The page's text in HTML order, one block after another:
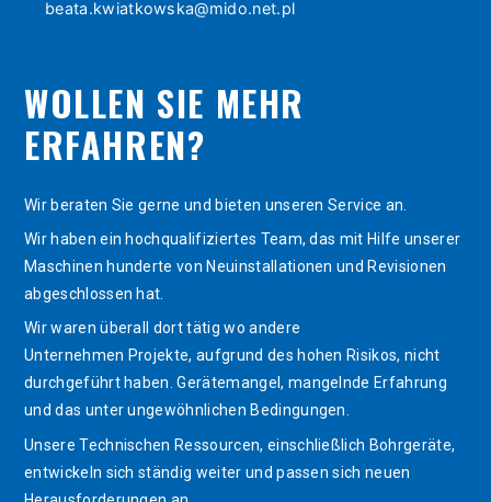
beata.kwiatkowska@mido.net.pl
WOLLEN SIE MEHR
ERFAHREN?
Wir beraten Sie gerne und bieten unseren Service an.
Wir haben ein hochqualifiziertes Team, das mit Hilfe unserer
Maschinen hunderte von Neuinstallationen und Revisionen
abgeschlossen hat.
Wir waren überall dort tätig wo andere
Unternehmen Projekte, aufgrund des hohen Risikos, nicht
durchgeführt haben. Gerätemangel, mangelnde Erfahrung
und das unter ungewöhnlichen Bedingungen.
Unsere Technischen Ressourcen, einschließlich Bohrgeräte,
entwickeln sich ständig weiter und passen sich neuen